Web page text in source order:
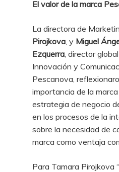
El valor de la marca
La directora de
Pirojkova , y Miguel
Ezquerra , director
Innovación y
Pescanova,
importancia de la
estrategia de negocio
en los procesos de la
sobre la necesidad de
marca como ventaja
Para Tamara Pirojkova